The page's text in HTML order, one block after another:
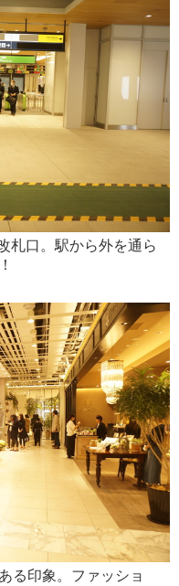
札口。駅から外を通ら
る印象。ファッショ